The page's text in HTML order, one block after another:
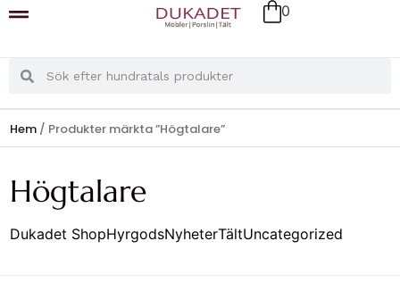
0
Hem / Produkter märkta ”Högtalare”
Högtalare
Dukadet ShopHyrgodsNyheterTältUncategorized